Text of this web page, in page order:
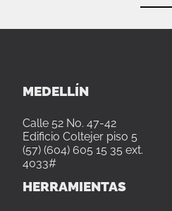
MEDELLÍN
Calle 52 No. 47-42
Edificio Coltejer piso 5
(57) (604) 605 15 35 ext.
4033#
HERRAMIENTAS